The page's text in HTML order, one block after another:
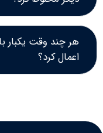
هر چند وقت یکبار
اعمال کرد؟